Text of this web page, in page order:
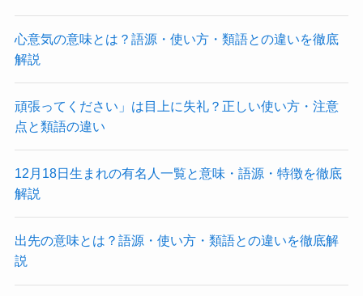
心意気の意味とは？語源・使い方・類語との違いを徹底
解説
頑張ってください」は目上に失礼？正しい使い方・注意
点と類語の違い
12月18日生まれの有名人一覧と意味・語源・特徴を徹底
解説
出先の意味とは？語源・使い方・類語との違いを徹底解
説